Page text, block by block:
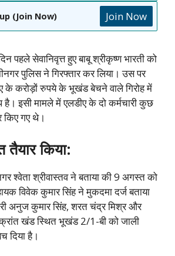
(Join Now) Join Now
पहले सेवानिवृत्त हुए बाबू श्रीकृष्ण भारती को
पुलिस ने गिरफ्तार कर लिया। उस पर
के करोड़ों रुपये के भूखंड बेचने वाले गिरोह में
है। इसी मामले में एलडीए के दो कर्मचारी कुछ
किए गए थे।
तैयार किया:
श्वेता श्रीवास्तव ने बताया की 9 अगस्त को
विवेक कुमार सिंह ने मुकदमा दर्ज बताया
अनुज कुमार सिंह, शरत चंद्र मिश्र और
खंड स्थित भूखंड 2/1-बी को जाली
दिया है।